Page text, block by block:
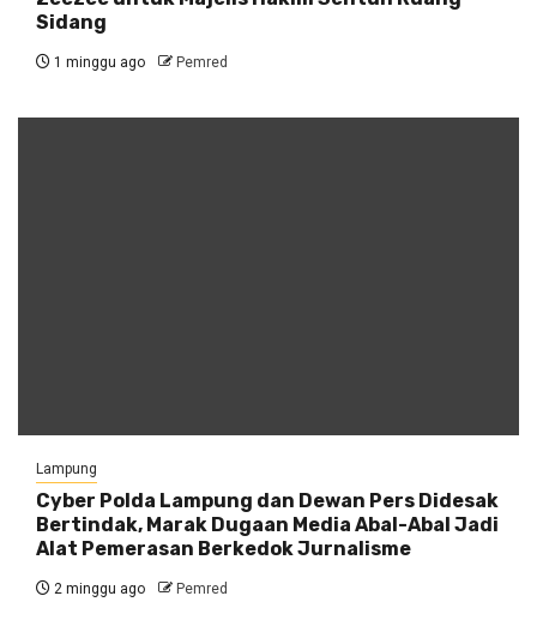
Sidang
1 minggu ago Pemred
Lampung
Cyber Polda Lampung dan Dewan Pers Didesak
Bertindak, Marak Dugaan Media Abal-Abal Jadi
Alat Pemerasan Berkedok Jurnalisme
2 minggu ago Pemred